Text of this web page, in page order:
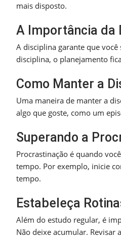
mais disposto.
A Importância da
A disciplina garante que
disciplina, o planejamento
Como Manter a
Uma maneira de manter a
algo que goste, como um
Superando a
Procrastinação é quando
tempo. Por exemplo, inicie
tempo.
Estabeleça
Além do estudo regular, é
Não deixe acumular. Revisar